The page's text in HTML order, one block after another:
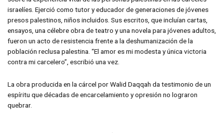
israelíes. Ejerció como tutor y educador de generaciones de jóvenes
presos palestinos, niños incluidos. Sus escritos, que incluían cartas,
ensayos, una célebre obra de teatro y una novela para jóvenes adultos,
fueron un acto de resistencia frente a la deshumanización de la
población reclusa palestina. “El amor es mi modesta y única victoria
contra mi carcelero”, escribió una vez.
La obra producida en la cárcel por Walid Daqqah da testimonio de un
espíritu que décadas de encarcelamiento y opresión no lograron
quebrar.